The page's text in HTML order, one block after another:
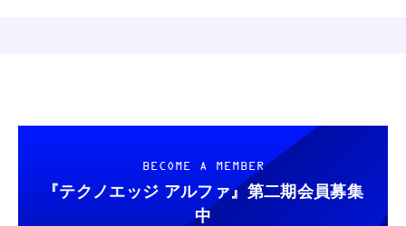
BECOME A MEMBER
『テクノエッジ アルファ』 第二期会員募集
中